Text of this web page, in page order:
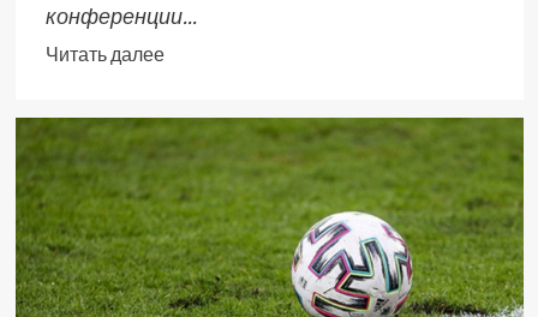
конференции...
Читать далее